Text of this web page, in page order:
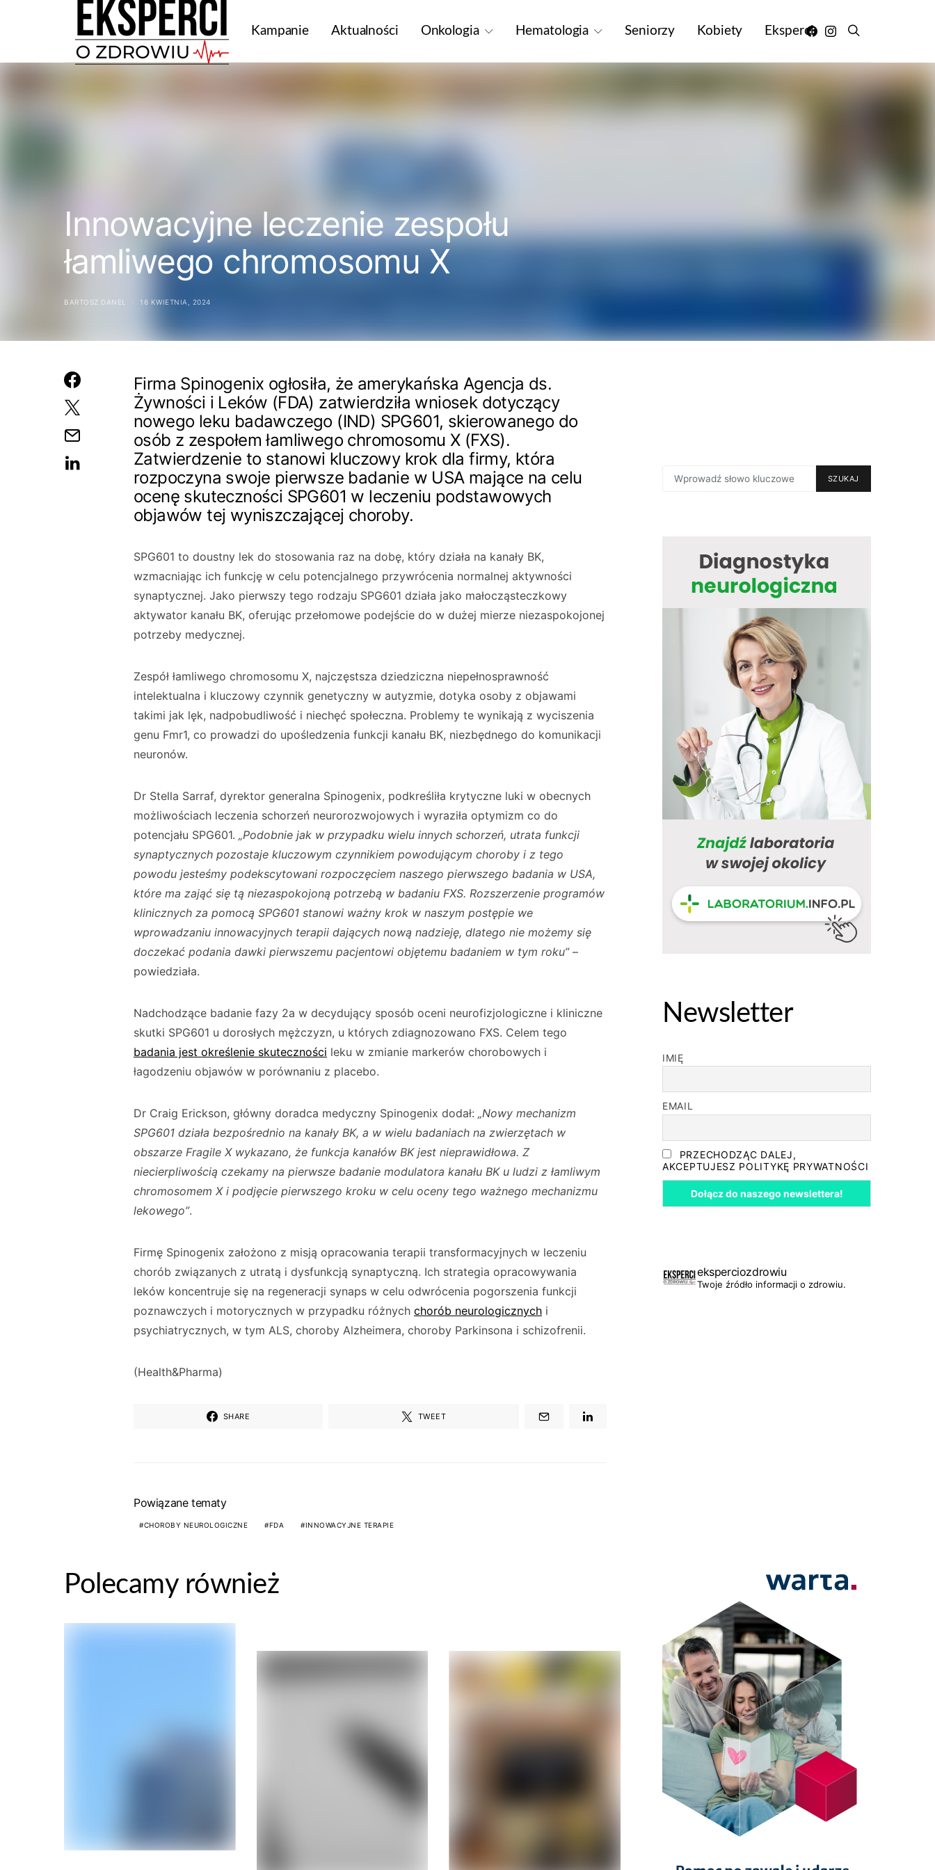
Kampanie Aktualności Onkologia Hematologia Seniorzy Kobiety Eksperci
Innowacyjne leczenie zespołu
łamliwego chromosomu X
BARTOSZ DANEL 16 KWIETNIA, 2024
Firma Spinogenix ogłosiła, że amerykańska Agencja ds.
Żywności i Leków (FDA) zatwierdziła wniosek dotyczący
nowego leku badawczego (IND) SPG601, skierowanego do
osób z zespołem łamliwego chromosomu X (FXS).
Zatwierdzenie to stanowi kluczowy krok dla firmy, która
rozpoczyna swoje pierwsze badanie w USA mające na celu
ocenę skuteczności SPG601 w leczeniu podstawowych
objawów tej wyniszczającej choroby.
SPG601 to doustny lek do stosowania raz na dobę, który działa na kanały BK,
wzmacniając ich funkcję w celu potencjalnego przywrócenia normalnej aktywności
synaptycznej. Jako pierwszy tego rodzaju SPG601 działa jako małocząsteczkowy
aktywator kanału BK, oferując przełomowe podejście do w dużej mierze niezaspokojonej
potrzeby medycznej.
Zespół łamliwego chromosomu X, najczęstsza dziedziczna niepełnosprawność
intelektualna i kluczowy czynnik genetyczny w autyzmie, dotyka osoby z objawami
takimi jak lęk, nadpobudliwość i niechęć społeczna. Problemy te wynikają z wyciszenia
genu Fmr1, co prowadzi do upośledzenia funkcji kanału BK, niezbędnego do komunikacji
neuronów.
Dr Stella Sarraf, dyrektor generalna Spinogenix, podkreśliła krytyczne luki w obecnych
możliwościach leczenia schorzeń neurorozwojowych i wyraziła optymizm co do
potencjału SPG601. „Podobnie jak w przypadku wielu innych schorzeń, utrata funkcji
synaptycznych pozostaje kluczowym czynnikiem powodującym choroby i z tego
powodu jesteśmy podekscytowani rozpoczęciem naszego pierwszego badania w USA,
które ma zająć się tą niezaspokojoną potrzebą w badaniu FXS. Rozszerzenie programów
klinicznych za pomocą SPG601 stanowi ważny krok w naszym postępie we
wprowadzaniu innowacyjnych terapii dających nową nadzieję, dlatego nie możemy się
doczekać podania dawki pierwszemu pacjentowi objętemu badaniem w tym roku” –
powiedziała.
Nadchodzące badanie fazy 2a w decydujący sposób oceni neurofizjologiczne i kliniczne
skutki SPG601 u dorosłych mężczyzn, u których zdiagnozowano FXS. Celem tego
badania jest określenie skuteczności leku w zmianie markerów chorobowych i
łagodzeniu objawów w porównaniu z placebo.
Dr Craig Erickson, główny doradca medyczny Spinogenix dodał: „Nowy mechanizm
SPG601 działa bezpośrednio na kanały BK, a w wielu badaniach na zwierzętach w
obszarze Fragile X wykazano, że funkcja kanałów BK jest nieprawidłowa. Z
niecierpliwością czekamy na pierwsze badanie modulatora kanału BK u ludzi z łamliwym
chromosomem X i podjęcie pierwszego kroku w celu oceny tego ważnego mechanizmu
lekowego”.
Firmę Spinogenix założono z misją opracowania terapii transformacyjnych w leczeniu
chorób związanych z utratą i dysfunkcją synaptyczną. Ich strategia opracowywania
leków koncentruje się na regeneracji synaps w celu odwrócenia pogorszenia funkcji
poznawczych i motorycznych w przypadku różnych chorób neurologicznych i
psychiatrycznych, w tym ALS, choroby Alzheimera, choroby Parkinsona i schizofrenii.
(Health&Pharma)
SHARE TWEET
Powiązane tematy
CHOROBY NEUROLOGICZNE FDA INNOWACYJNE TERAPIE
Polecamy również
FOR:
SZUKAJ
Newsletter
IMIĘ
EMAIL
PRZECHODZĄC DALEJ,
AKCEPTUJESZ POLITYKĘ PRYWATNOŚCI
eksperciozdrowiu
Twoje źródło informacji o zdrowiu.